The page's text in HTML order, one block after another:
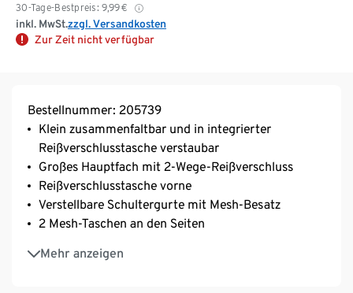
30-Tage-Bestpreis: 9,99€
inkl. MwSt.zzgl. Versandkosten
Zur Zeit nicht verfügbar
Bestellnummer: 205739
Klein zusammenfaltbar und in integrierter
Reißverschlusstasche verstaubar
Großes Hauptfach mit 2-Wege-Reißverschluss
Reißverschlusstasche vorne
Verstellbare Schultergurte mit Mesh-Besatz
2 Mesh-Taschen an den Seiten
Mehr anzeigen
Aus strapazierfähigem Ripstop
Besonders leicht